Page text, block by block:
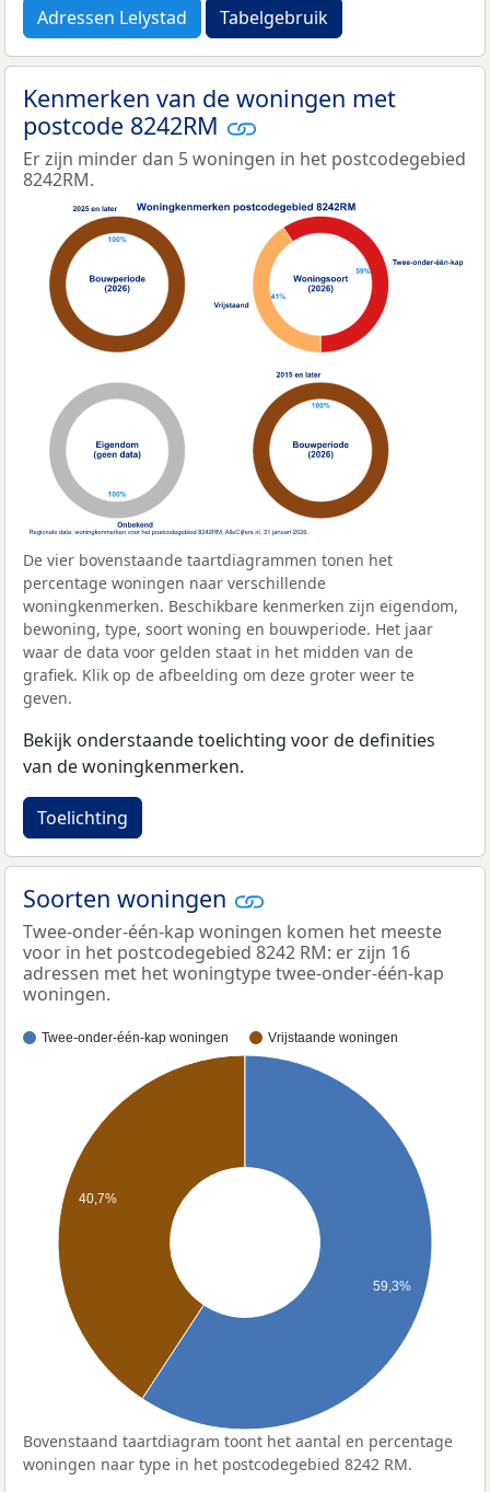
Adressen Lelystad Tabelgebruik
Kenmerken van de woningen met
postcode 8242RM
Er zijn minder dan 5 woningen in het postcodegebied
8242RM.
De vier bovenstaande taartdiagrammen tonen het
percentage woningen naar verschillende
woningkenmerken. Beschikbare kenmerken zijn eigendom,
bewoning, type, soort woning en bouwperiode. Het jaar
waar de data voor gelden staat in het midden van de
grafiek. Klik op de afbeelding om deze groter weer te
geven.
Bekijk onderstaande toelichting voor de definities
van de woningkenmerken.
Toelichting
Soorten woningen
Twee-onder-één-kap woningen komen het meeste
voor in het postcodegebied 8242 RM: er zijn 16
adressen met het woningtype twee-onder-één-kap
woningen.
Twee-onder-één-kap woningen Vrijstaande woningen
40,7%
59,3%
Bovenstaand taartdiagram toont het aantal en percentage
woningen naar type in het postcodegebied 8242 RM.